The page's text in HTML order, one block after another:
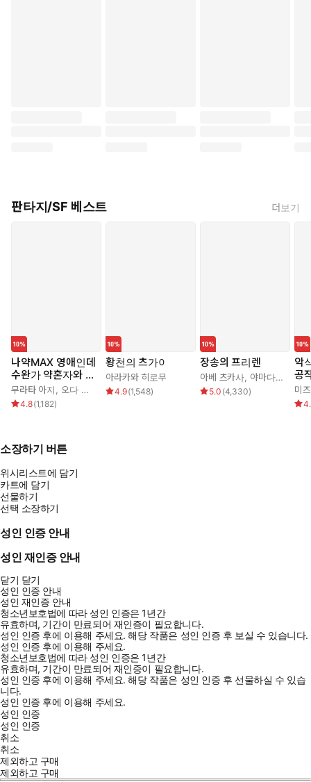
판타지/SF 베스트 더보기
나약MAX 영애인데
수완가 약혼자와 내
기를 하고 말았다
무라타 아지, 오다 히로
4.8(1,182)
황천의 츠가이
아라카와 히로무
4.9(1,548)
장송의 프리렌
아베 츠카사, 야마다 카네히토
5.0 (4,330)
악
공
가
다
미
소장하기 버튼
위시리스트에 담기
카트에 담기
선물하기
선택 소장하기
성인 인증 안내
성인 재인증 안내
닫기 닫기
성인 인증 안내
성인 재인증 안내
청소년보호법에 따라 성인 인증은 1년간
유효하며, 기간이 만료되어 재인증이 필요합니다.
성인 인증 후에 이용해 주세요.해당 작품은 성인 인증 후 보실 수 있습니다.
성인 인증 후에 이용해 주세요.
청소년보호법에 따라 성인 인증은 1년간
유효하며, 기간이 만료되어 재인증이 필요합니다.
성인 인증 후에 이용해 주세요.해당 작품은 성인 인증 후 선물하실 수 있습
니다.
성인 인증 후에 이용해 주세요.
성인 인증
성인 인증
취소
취소
제외하고 구매
제외하고 구매